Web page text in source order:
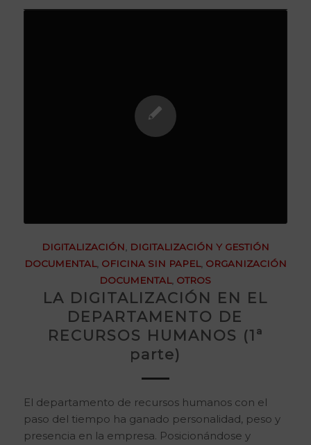
DIGITALIZACIÓN
DIGITALIZACIÓN Y GESTIÓN
DOCUMENTAL, OFICINA SIN PAPEL, ORGANIZACIÓN
DOCUMENTAL, OTROS
LA DIGITALIZACIÓN EN EL
DEPARTAMENTO DE
RECURSOS HUMANOS (1ª
parte)
El departamento de recursos humanos con el
paso del tiempo ha ganado personalidad, peso y
presencia en la empresa. Posicionándose y